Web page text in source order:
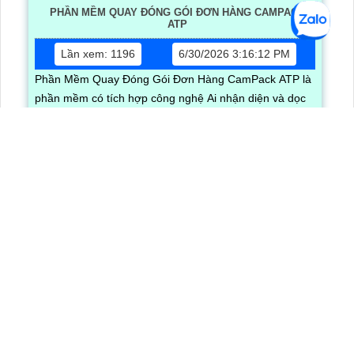
PHẦN MỀM QUAY ĐÓNG GÓI ĐƠN HÀNG CAMPACK
ATP
Lần xem: 1196
6/30/2026 3:16:12 PM
Phần Mềm Quay Đóng Gói Đơn Hàng CamPack ATP là
phần mềm có tích hợp công nghệ Ai nhận diện và dọc